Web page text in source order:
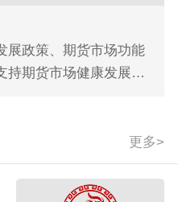
展政策、期货市场功能
持期货市场健康发展。
更多>